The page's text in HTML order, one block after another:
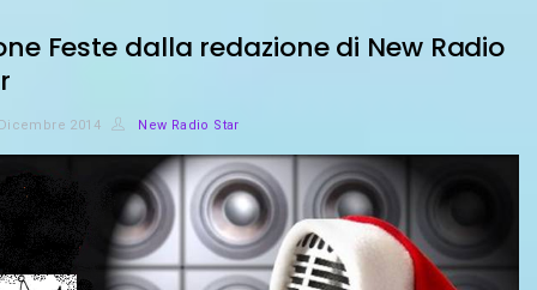
Feste dalla redazione di New Radio
2014 New Radio Star